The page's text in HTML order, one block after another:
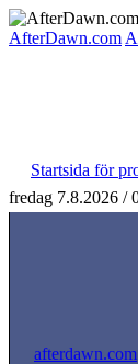
AfterDawn.com
Startsida för
fredag 7.8.2026 /
afterdawn.com